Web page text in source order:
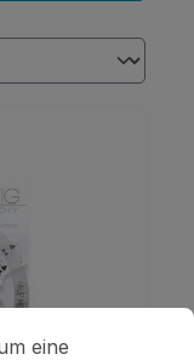
eine bestmögliche
eine